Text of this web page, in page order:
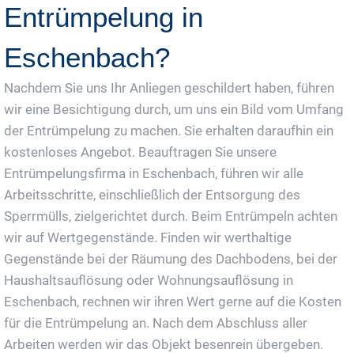
Entrümpelung in
Eschenbach?
Nachdem Sie uns Ihr Anliegen geschildert haben, führen
wir eine Besichtigung durch, um uns ein Bild vom Umfang
der Entrümpelung zu machen. Sie erhalten daraufhin ein
kostenloses Angebot. Beauftragen Sie unsere
Entrümpelungsfirma in Eschenbach, führen wir alle
Arbeitsschritte, einschließlich der Entsorgung des
Sperrmülls, zielgerichtet durch. Beim Entrümpeln achten
wir auf Wertgegenstände. Finden wir werthaltige
Gegenstände bei der Räumung des Dachbodens, bei der
Haushaltsauflösung oder Wohnungsauflösung in
Eschenbach, rechnen wir ihren Wert gerne auf die Kosten
für die Entrümpelung an. Nach dem Abschluss aller
Arbeiten werden wir das Objekt besenrein übergeben.